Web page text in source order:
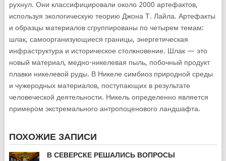
рухнул. Они классифицировали около 2000 артефактов,
используя экологическую теорию Джона Т. Лайла. Артефакты
и образцы материалов сгруппированы по четырем темам:
шлак, самоорганизующиеся границы, энергетическая
инфраструктура и историческое столкновение. Шлак — это
новый материал, медно-никелевая пыль, побочный продукт
плавки никелевой руды. В Никеле симбиоз природной среды
и чужеродных материалов, поступающих в результате
человеческой деятельности. Никель определенно является
примером экстремального антропоценового ландшафта.
ПОХОЖИЕ ЗАПИСИ
В СЕВЕРСКЕ РЕШАЛИСЬ ВОПРОСЫ